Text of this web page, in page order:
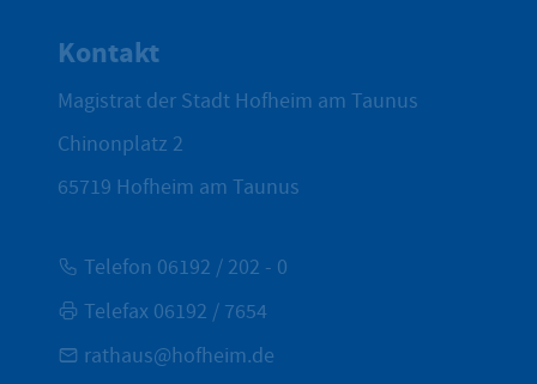
Kontakt
Magistrat der Stadt Hofheim am Taunus
Chinonplatz 2
65719 Hofheim am Taunus
Telefon 06192 / 202 - 0
Telefax 06192 / 7654
rathaus@hofheim.de